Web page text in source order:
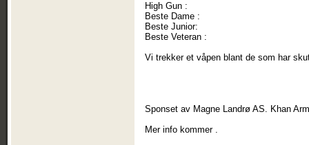
High Gun :
Beste Dame :
Beste Junior:
Beste Veteran :
Vi trekker et våpen blant de som har
Sponset av Magne Landrø AS. Khan
Mer info kommer .